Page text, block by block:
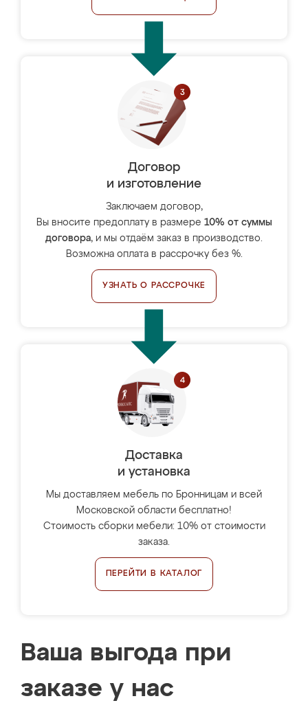
Договор
и изготовление
Заключаем договор,
Вы вносите предоплату в размере 10% от суммы
договора, и мы отдаём заказ в производство.
Возможна оплата в рассрочку без %.
УЗНАТЬ О РАССРОЧКЕ
Доставка
и установка
Мы доставляем мебель по Бронницам и всей
Московской области бесплатно!
Стоимость сборки мебели: 10% от стоимости
заказа.
ПЕРЕЙТИ В КАТАЛОГ
Ваша выгода при
заказе у нас